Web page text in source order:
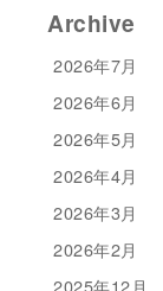
Archive
2026年7月
2026年6月
2026年5月
2026年4月
2026年3月
2026年2月
2025年12月